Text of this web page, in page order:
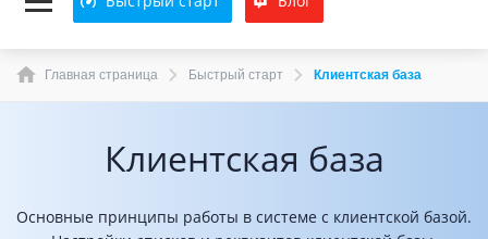
Главная страница Быстрый старт Клиентская база
Клиентская база
Основные принципы работы в системе с клиентской базой.